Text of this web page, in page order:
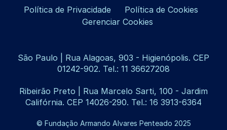
Política de Privacidade
Política de Cookies
Gerenciar Cookies
São Paulo | Rua Alagoas, 903 - Higienópolis. CEP
01242-902. Tel.: 11 36627208
Ribeirão Preto | Rua Marcelo Sarti, 100 - Jardim
Califórnia. CEP 14026-290. Tel.: 16 3913-6364
© Fundação Armando Alvares Penteado 2025